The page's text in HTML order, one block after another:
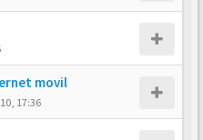
movil
17:36